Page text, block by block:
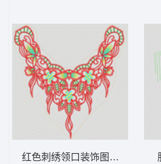
红色刺绣领口装饰图案 抽象领花